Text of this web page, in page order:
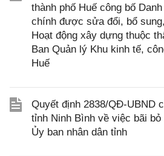
thành phố Huế công bố
chính được sửa đổi, bổ
Hoạt động xây dựng thuộc
Ban Quản lý Khu kinh tế,
Huế
Quyết định 2838/QĐ-UBND
tỉnh Ninh Bình về việc bãi
Ủy ban nhân dân tỉnh